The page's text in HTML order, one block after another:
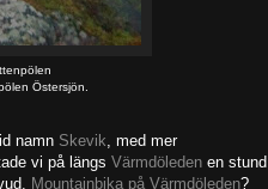
Östersjön.
namn Skevik , med mer
vi på längs Värmdöleden en stund
Mountainbika på Värmdöleden?